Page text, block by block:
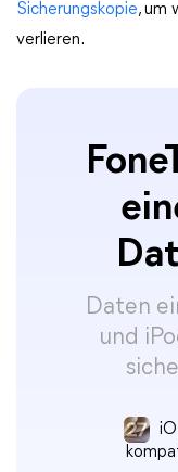
Sicherungskopie, um
verlieren.
Daten
und